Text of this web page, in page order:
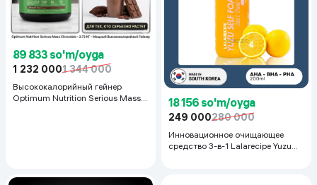
89 833 so'm/oyga
1 232 0001 344 000
Высококалорийный гейнер
Optimum Nutrition Serious Mass,
18 156 so'm/oyga
249 000280 000
Инновационное очищающее
средство 3-в-1 Lalarecipe Yuzu